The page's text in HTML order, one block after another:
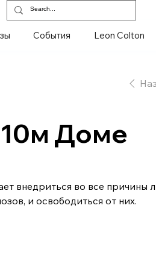
События Leon Colton
Доме
внедриться во все причины
и освободиться от них.